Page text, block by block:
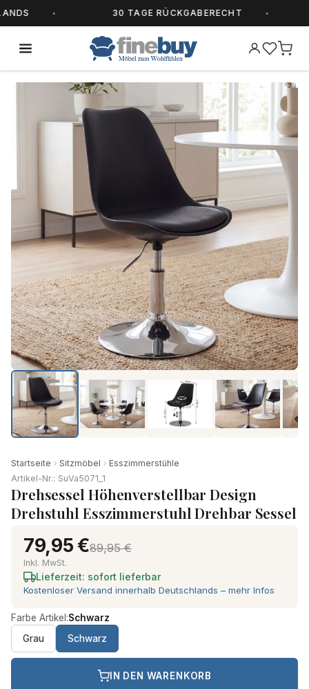
30 TAGE RÜCKGABERECHT
Startseite Sitzmöbel
Esszimmerstühle
Artikel-Nr.: SuVa5071_1
Drehsessel Höhenverstellbar Design
Drehstuhl Esszimmerstuhl Drehbar Sessel
79,95 €89,95 €
Inkl. MwSt.
Lieferzeit: sofort lieferbar
Kostenloser Versand innerhalb Deutschlands – mehr Infos
Farbe Artikel:Schwarz
Grau
Schwarz
IN DEN WARENKORB